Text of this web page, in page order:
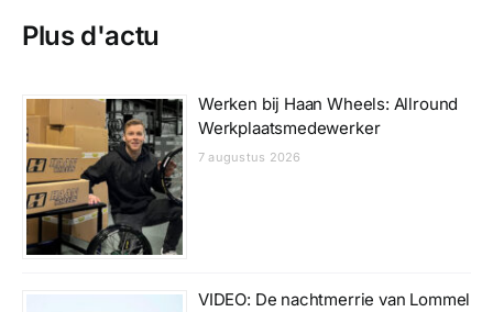
Plus d'actu
Werken bij Haan Wheels: Allround
Werkplaatsmedewerker
7 augustus 2026
VIDEO: De nachtmerrie van Lommel